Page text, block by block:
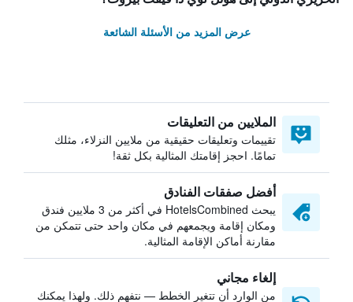
عرض المزيد من الأسئلة الشائعة
الملايين من التعليقات
تقييمات وتعليقات حقيقية من ملايين النزلاء، مثلك
تمامًا. احجز إقامتك المثالية بكل ثقة!
أفضل صفقات الفنادق
يبحث HotelsCombined في أكثر من 3 ملايين فندق
ومكان إقامة ويجمعهم في مكان واحد حتى تتمكن من
مقارنة أماكن الإقامة المثالية.
إلغاء مجاني
من الوارد أن تتغير الخطط — نتفهم ذلك. ولهذا يمكنك